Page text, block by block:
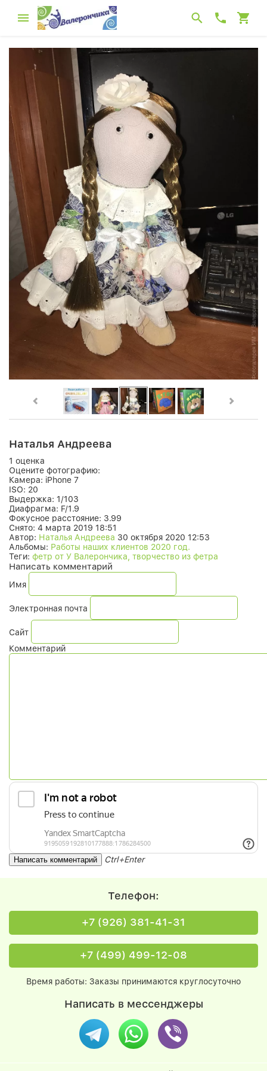
Наталья Андреева
1 оценка
Оцените фотографию:
Камера: iPhone 7
ISO: 20
Выдержка: 1/103
Диафрагма: F/1.9
Фокусное расстояние: 3.99
Снято: 4 марта 2019 18:51
Автор: Наталья Андреева 30 октября 2020 12:53
Альбомы: Работы наших клиентов 2020 год.
Теги: фетр от У Валерончика, творчество из фетра
Написать комментарий
Имя
Электронная почта
Сайт
Комментарий
Ctrl+Enter
Телефон:
+7 (926) 381-41-31
+7 (499) 499-12-08
Время работы: Заказы принимаются круглосуточно
Написать в мессенджеры